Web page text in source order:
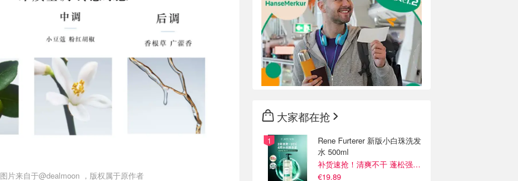
图片来自于@dealmoon ，版权属于原作者
大家都在抢
Rene Furterer 新版小白珠洗发
水 500ml
补货速抢！清爽不干 蓬松强韧秀发
€19.89